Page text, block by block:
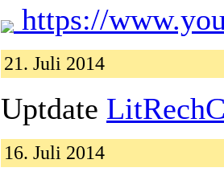
https://
21. Juli 2014
Uptdate
16. Juli 2014